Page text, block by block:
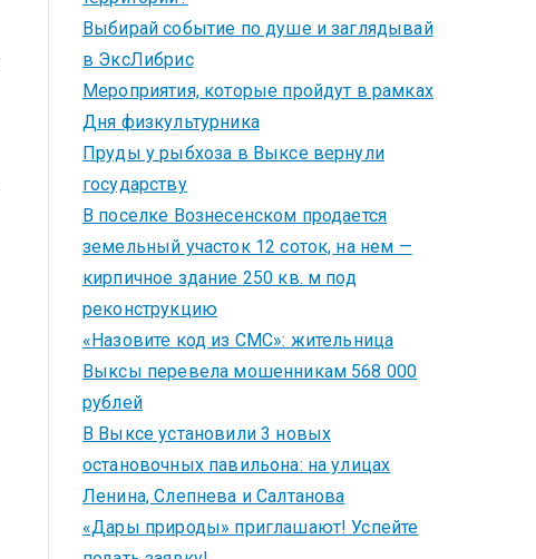
Выбирай событие по душе и заглядывай
в ЭксЛибрис
Мероприятия, которые пройдут в рамках
Дня физкультурника
Пруды у рыбхоза в Выксе вернули
государству
В поселке Вознесенском продается
земельный участок 12 соток, на нем —
кирпичное здание 250 кв. м под
реконструкцию
«Назовите код из СМС»: жительница
Выксы перевела мошенникам 568 000
рублей
В Выксе установили 3 новых
остановочных павильона: на улицах
Ленина, Слепнева и Салтанова
«Дары природы» приглашают! Успейте